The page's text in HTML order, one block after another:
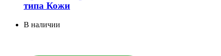
типа Кожи
В наличии